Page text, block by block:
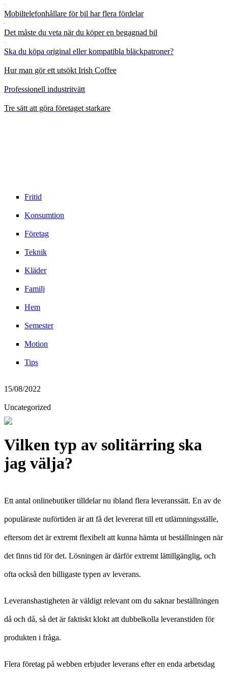
Mobiltelefonhållare för bil har flera fördelar
Det måste du veta när du köper en begagnad bil
Ska du köpa original eller kompatibla bläckpatroner?
Hur man gör ett utsökt Irish Coffee
Professionell industritvätt
Tre sätt att göra företaget starkare
Fritid
Konsumtion
Företag
Teknik
Kläder
Familj
Hem
Semester
Motion
Tips
15/08/2022
Uncategorized
Vilken typ av solitärring ska
jag välja?
Ett antal onlinebutiker tilldelar nu ibland flera leveranssätt. En av de
populäraste nuförtiden är att få det levererat till ett utlämningsställe,
eftersom det är extremt flexibelt att kunna hämta ut beställningen när
det finns tid för det. Lösningen är därför extremt lättillgänglig, och
ofta också den billigaste typen av leverans.
Leveranshastigheten är väldigt relevant om du saknar beställningen
då och då, så det är faktiskt klokt att dubbelkolla leveranstiden för
produkten i fråga.
Flera företag på webben erbjuder leverans efter en enda arbetsdag